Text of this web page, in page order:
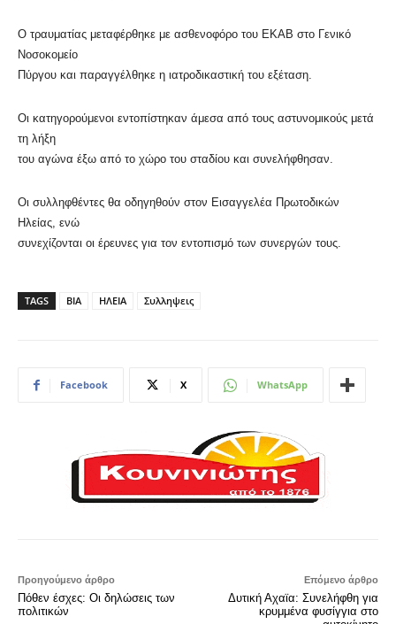
Ο τραυματίας μεταφέρθηκε με ασθενοφόρο του ΕΚΑΒ στο Γενικό
Νοσοκομείο
Πύργου και παραγγέλθηκε η ιατροδικαστική του εξέταση.
Οι κατηγορούμενοι εντοπίστηκαν άμεσα από τους αστυνομικούς μετά
τη λήξη
του αγώνα έξω από το χώρο του σταδίου και συνελήφθησαν.
Οι συλληφθέντες θα οδηγηθούν στον Εισαγγελέα Πρωτοδικών
Ηλείας, ενώ
συνεχίζονται οι έρευνες για τον εντοπισμό των συνεργών τους.
TAGS ΒΙΑ ΗΛΕΙΑ Συλληψεις
Facebook X WhatsApp
Προηγούμενο άρθρο
Πόθεν έσχες: Οι δηλώσεις των
πολιτικών
Επόμενο άρθρο
Δυτική Αχαϊα: Συνελήφθη για
κρυμμένα φυσίγγια στο